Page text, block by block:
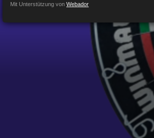
Mit Unterstützung von Webador